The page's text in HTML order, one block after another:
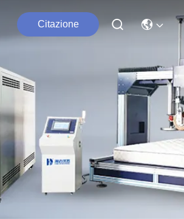
Citazione